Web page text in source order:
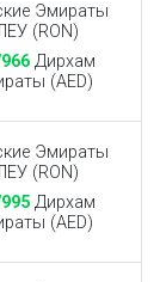
Эмираты
(RON)
Дирхам
(AED)
Эмираты
(RON)
Дирхам
(AED)